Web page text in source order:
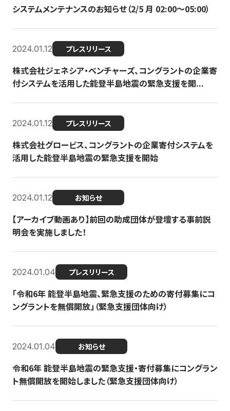
システムメンテナンスのお知らせ（2/5 月 02:00〜05:00）
2024.01.12 プレスリリース
株式会社ジェネシア・ベンチャーズ、コングラントの企業寄
付システムを活用した能登半島地震の緊急支援を開...
2024.01.12 プレスリリース
株式会社グロービス、コングラントの企業寄付システムを
活用した能登半島地震の緊急支援を開始
2024.01.12 お知らせ
【アーカイブ動画あり】前回の助成団体が登壇する事前説
明会を実施しました！
2024.01.04 プレスリリース
「令和6年 能登半島地震、緊急支援のための寄付募集にコ
ングラントを無償開放」（緊急支援団体向け）
2024.01.04 お知らせ
令和6年 能登半島地震の緊急支援・寄付募集にコングラン
ト無償開放を開始しました（緊急支援団体向け）